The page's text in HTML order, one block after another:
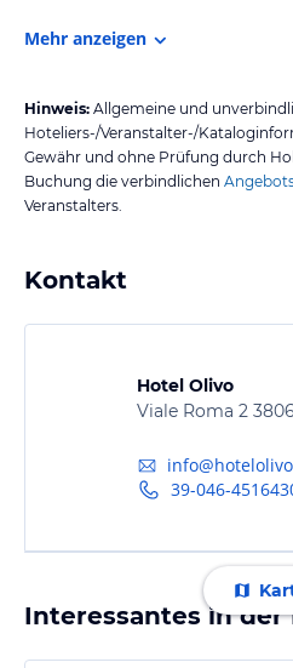
Mehr anzeigen
Hinweis: Allgemeine und
Hoteliers-/Veranstalter-/
Gewähr und ohne Prüfung durch
Buchung die verbindlichen
Veranstalters.
Kontakt
Hotel Olivo
Viale Roma 2
39-046-
Interessantes in der